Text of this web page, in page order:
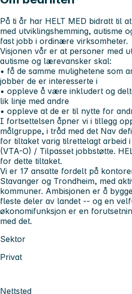
På ti år har HELT MED bidratt til
med utviklingshemming, autisme
fast jobb i ordinære virksomheter.
Visjonen vår er at personer med
autisme og lærevansker skal:
• få de samme mulighetene som
jobber de er interesserte i
• oppleve å være inkludert og
lik linje med andre
• oppleve at de er til nytte for
I fortsettelsen åpner vi i tillegg
målgruppe, i tråd med det Nav
for tiltaket varig tilrettelagt arbeid
(VTA-O) / Tilpasset jobbstøtte.
for dette tiltaket.
Vi er 17 ansatte fordelt på
Stavanger og Trondheim, med
kommuner. Ambisjonen er å
fleste deler av landet -- og en
økonomifunksjon er en
med det.
Sektor
Privat
Nettsted